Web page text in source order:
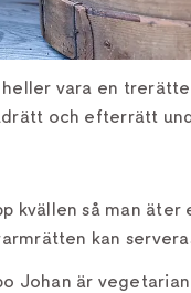
vara en
och efterrätt
kvällen så man äter
kan
Johan är